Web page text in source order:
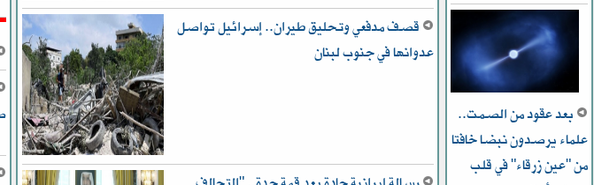
بعد عقود من الصمت..
علماء يرصدون نبضا خافتا
من "عين زرقاء" في قلب
قصف مدفعي وتحليق طيران.. إسرائيل تواصل
عدوانها في جنوب لبنان